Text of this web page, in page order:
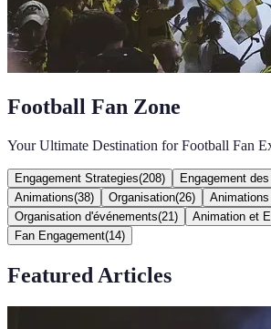
Football Fan Zone
Your Ultimate Destination for Football Fan
Engagement Strategies(208) Engagement
Animations(38) Organisation(26)
Organisation d'événements(21 ) Animation et
Fan Engagement(14)
Featured Articles